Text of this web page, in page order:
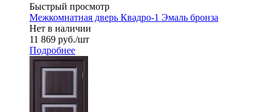
Быстрый просмотр
Межкомнатная дверь Квадро-1 Эмаль бронза
Нет в наличии
11 869 руб./шт
Подробнее